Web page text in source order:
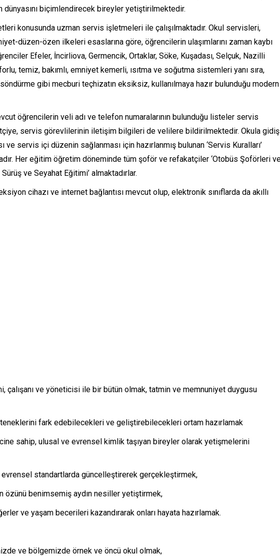
dünyasını biçimlendirecek bireyler yetiştirilmektedir.
konusunda uzman servis işletmeleri ile çalışılmaktadır. Okul servisleri,
düzen-özen ilkeleri esaslarına göre, öğrencilerin ulaşımlarını zaman kaybı
Efeler, İncirliova, Germencik, Ortaklar, Söke, Kuşadası, Selçuk, Nazilli
temiz, bakımlı, emniyet kemerli, ısıtma ve soğutma sistemleri yanı sıra,
gibi mecburi teçhizatın eksiksiz, kullanılmaya hazır bulunduğu modern
öğrencilerin veli adı ve telefon numaralarının bulunduğu listeler servis
servis görevlilerinin iletişim bilgileri de velilere bildirilmektedir. Okula gidiş
ve servis içi düzenin sağlanması için hazırlanmış bulunan ‘Servis Kuralları’
Her eğitim öğretim döneminde tüm şoför ve refakatçiler ‘Otobüs Şoförleri
ve Seyahat Eğitimi’ almaktadırlar.
cihazı ve internet bağlantısı mevcut olup, elektronik sınıflarda da akıllı
çalışanı ve yöneticisi ile bir bütün olmak, tatmin ve memnuniyet duygusu
fark edebilecekleri ve geliştirebilecekleri ortam hazırlamak
sahip, ulusal ve evrensel kimlik taşıyan bireyler olarak yetişmelerini
standartlarda güncelleştirerek gerçekleştirmek,
özünü benimsemiş aydın nesiller yetiştirmek,
ve yaşam becerileri kazandırarak onları hayata hazırlamak.
ve bölgemizde örnek ve öncü okul olmak,